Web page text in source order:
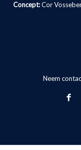
Concept:Cor
Neem